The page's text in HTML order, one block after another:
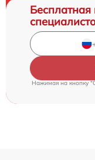
Бесплатная
Нажимая на кнопку